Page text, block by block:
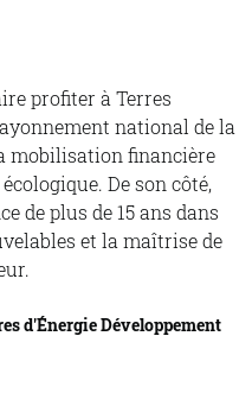
profiter à Terres
national de la
mobilisation financière
De son côté,
de plus de 15 ans dans
et la maîtrise de
d'Énergie Développement